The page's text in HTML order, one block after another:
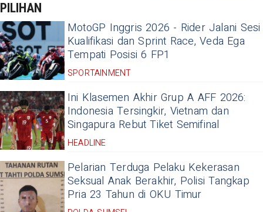
PILIHAN
MotoGP Inggris 2026 - Rider Jalani Sesi
Kualifikasi dan Sprint Race, Veda Ega
Tempati Posisi 6 FP1
SPORTAINMENT
Ini Klasemen Akhir Grup A AFF 2026:
Indonesia Tersingkir, Vietnam dan
Singapura Rebut Tiket Semifinal
HEADLINE
Pelarian Terduga Pelaku Kekerasan
Seksual Anak Berakhir, Polisi Tangkap
Pria 23 Tahun di OKU Timur